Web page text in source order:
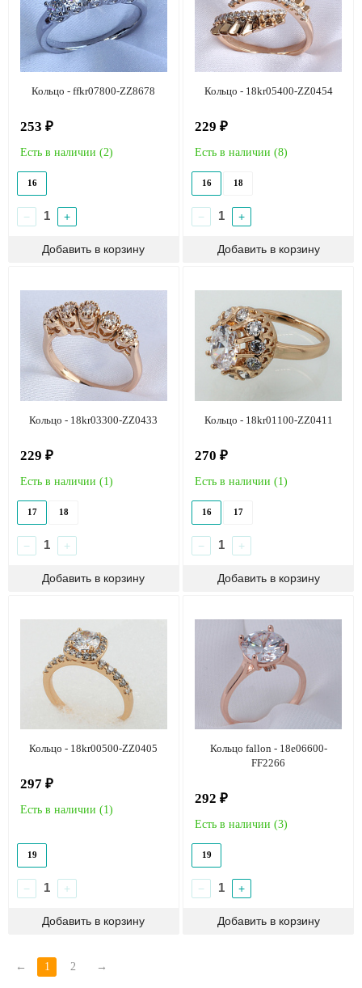
Кольцо - ffkr07800-ZZ8678
253 ₽
Есть в наличии (2)
16
− +
Кольцо - 18kr05400-ZZ0454
229 ₽
Есть в наличии (8)
16 18
− +
Кольцо - 18kr03300-ZZ0433
229 ₽
Есть в наличии (1)
17 18
− +
Кольцо - 18kr01100-ZZ0411
270 ₽
Есть в наличии (1)
16 17
− +
Кольцо - 18kr00500-ZZ0405
297 ₽
Есть в наличии (1)
19
− +
Кольцо fallon - 18e06600-
FF2266
292 ₽
Есть в наличии (3)
19
− +
← 1 2 →